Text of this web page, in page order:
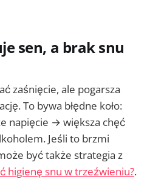
sen, a brak snu
zaśnięcie, ale pogarsza
To bywa błędne koło:
napięcie → większa chęć
Jeśli to brzmi
być także strategia z
higienę snu w trzeźwieniu?.